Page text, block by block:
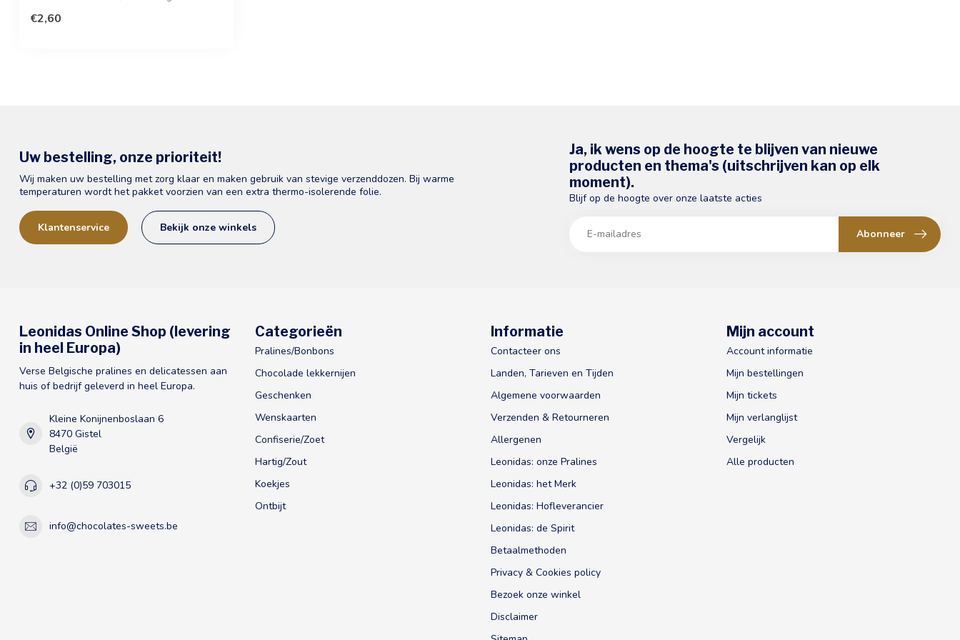
€2,60
Uw bestelling, onze prioriteit!
Wij maken uw bestelling met zorg klaar en maken gebruik van stevige verzenddozen. Bij warme
temperaturen wordt het pakket voorzien van een extra thermo-isolerende folie.
Klantenservice Bekijk onze winkels
Ja, ik wens op de hoogte te blijven van nieuwe
producten en thema's (uitschrijven kan op elk
moment).
Blijf op de hoogte over onze laatste acties
Abonneer
Leonidas Online Shop (levering
in heel Europa)
Verse Belgische pralines en delicatessen aan
huis of bedrijf geleverd in heel Europa.
Kleine Konijnenboslaan 6
8470 Gistel
België
+32 (0)59 703015
info@chocolates-sweets.be
Categorieën
Pralines/Bonbons
Chocolade lekkernijen
Geschenken
Wenskaarten
Confiserie/Zoet
Hartig/Zout
Koekjes
Ontbijt
Informatie
Contacteer ons
Landen, Tarieven en Tijden
Algemene voorwaarden
Verzenden & Retourneren
Allergenen
Leonidas: onze Pralines
Leonidas: het Merk
Leonidas: Hofleverancier
Leonidas: de Spirit
Betaalmethoden
Privacy & Cookies policy
Bezoek onze winkel
Disclaimer
Mijn account
Account informatie
Mijn bestellingen
Mijn tickets
Mijn verlanglijst
Vergelijk
Alle producten